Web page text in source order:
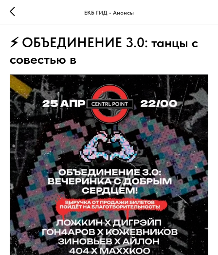
ЕКБ ГИД - Анонсы
⚡ ОБЪЕДИНЕНИЕ 3.0: танцы с
совестью в